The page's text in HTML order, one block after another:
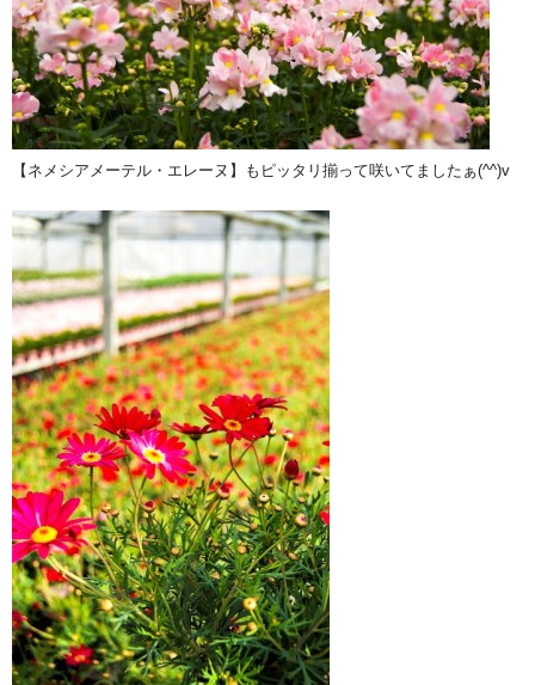
【ネメシアメーテル・エレーヌ】もピッタリ揃って咲いてましたぁ(^^)v